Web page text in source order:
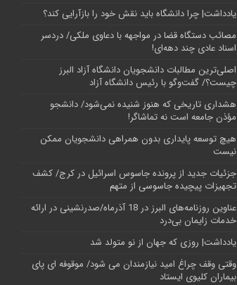
یادداشت| چرا دانشگاه باید نقش خود را بازآرایی کند؟
مصائب دستگاه قضا در مواجهه با دعاوی ملکی/ دردسر
اسناد عادی چند‌ دهه‌ای!
اصلی‌ترین مطالبات دانشجویان دانشگاه آزاد البرز
چیست؟/ گفت‌وگو با رئیس دانشگاه آز‌اد
هشداری تاریخی که هنوز شنیده نمی‌شود/ دانشجو
مؤذن جامعه است نه تماشاگر!
هیچ توسعه پایداری بدون همراهی دانشجویان ممکن
نیست
جزئیات جدید از پرونده جاسوس اسرائیل در کرج/‌ کشف
تجهیزات پیچیده جاسوسی از متهم
عناوین روزنامه‌های البرز در ‌18 آذرماه/صدرنشینی در ارائه
خدمات زایمان بی‌درد
یادداشت| روزی که جهان از نو متولد شد
وقتی وقف چراغ امید نیازمندان می شود/ موقوفه ای پای
بیماران کلیوی ایستاد